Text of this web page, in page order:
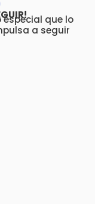
que lo
a seguir